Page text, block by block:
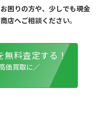
困りの方や、少しでも現金
店へご相談ください。
無料査定する！
価買取に／